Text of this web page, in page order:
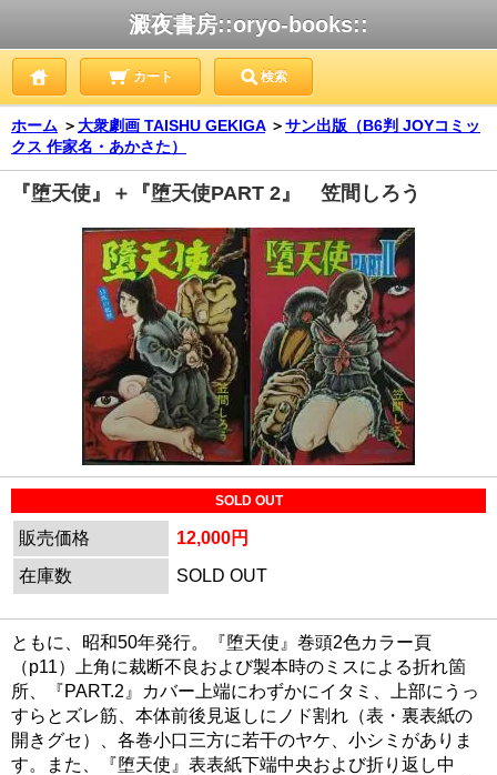
澱夜書房::oryo-books::
カート 検索
ホーム ＞大衆劇画 TAISHU GEKIGA ＞サン出版（B6判 JOYコミッ
クス 作家名・あかさた）
『堕天使』＋『堕天使PART 2』 笠間しろう
SOLD OUT
販売価格
12,000円
在庫数
SOLD OUT
ともに、昭和50年発行。『堕天使』巻頭2色カラー頁
（p11）上角に裁断不良および製本時のミスによる折れ箇
所、『PART.2』カバー上端にわずかにイタミ、上部にうっ
すらとズレ筋、本体前後見返しにノド割れ（表・裏表紙の
開きグセ）、各巻小口三方に若干のヤケ、小シミがありま
す。また、『堕天使』表表紙下端中央および折り返し中